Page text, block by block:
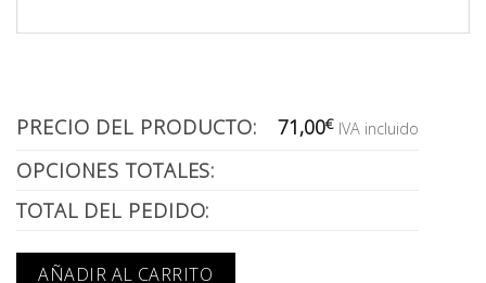
PRECIO DEL PRODUCTO: 71,00€ IVA incluido
OPCIONES TOTALES:
TOTAL DEL PEDIDO:
AÑADIR AL CARRITO